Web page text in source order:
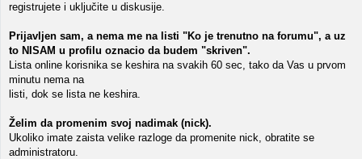
registrujete i uključite u diskusije.
Prijavljen sam, a nema me na listi "Ko je trenutno na forumu", a uz
to NISAM u profilu oznacio da budem "skriven".
Lista online korisnika se keshira na svakih 60 sec, tako da Vas u prvom
minutu nema na
listi, dok se lista ne keshira.
Želim da promenim svoj nadimak (nick).
Ukoliko imate zaista velike razloge da promenite nick, obratite se
administratoru.